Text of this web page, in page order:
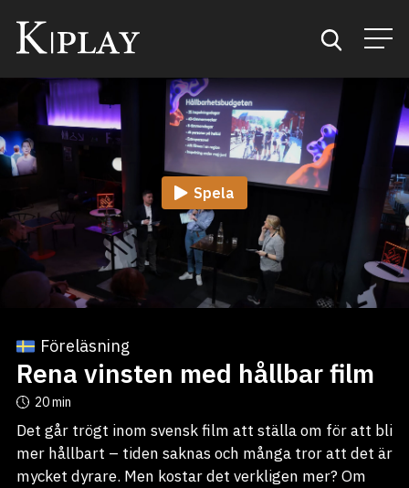
Start
Sök
Kategorier
Mina favoriter
Spela
Föreläsning
Rena vinsten med hållbar film
20 min
Det går trögt inom svensk film att ställa om för att bli
mer hållbart – tiden saknas och många tror att det är
mycket dyrare. Men kostar det verkligen mer? Om